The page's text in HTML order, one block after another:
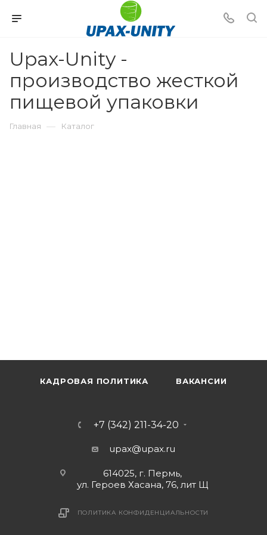
Upax-Unity -
производство жесткой
пищевой упаковки
Главная — Каталог
КАДРОВАЯ ПОЛИТИКА ВАКАНСИИ
+7 (342) 211-34-20
upax@upax.ru
614025, г. Пермь,
ул. Героев Хасана, 76, лит Щ
ПОЛИТИКА КОНФИДЕНЦИАЛЬНОСТИ